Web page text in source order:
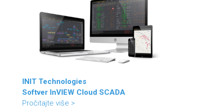
INIT Technologies
Softver InVIEW Cloud SCADA
Pročitajte više >